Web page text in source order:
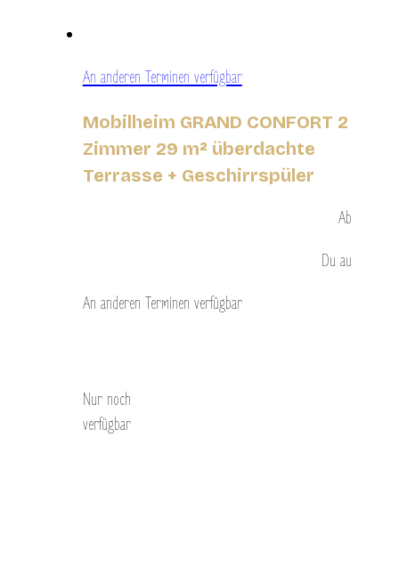
An anderen Terminen verfügbar
Mobilheim GRAND CONFORT 2
Zimmer 29 m² überdachte
Terrasse + Geschirrspüler
Ab
Duau
An anderen Terminen verfügbar
Nur noch
verfügbar